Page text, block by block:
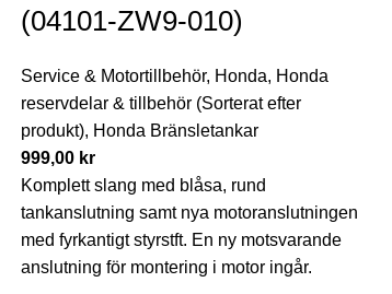
(04101-ZW9-010)
Service & Motortillbehör, Honda, Honda
reservdelar & tillbehör (Sorterat efter
produkt), Honda Bränsletankar
999,00 kr
Komplett slang med blåsa, rund
tankanslutning samt nya motoranslutningen
med fyrkantigt styrstft. En ny motsvarande
anslutning för montering i motor ingår.